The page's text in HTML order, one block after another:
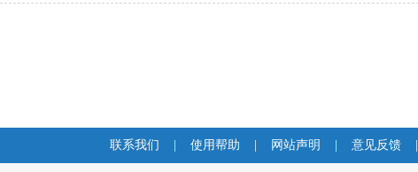
联系我们 使用帮助 网站声明 意见反馈